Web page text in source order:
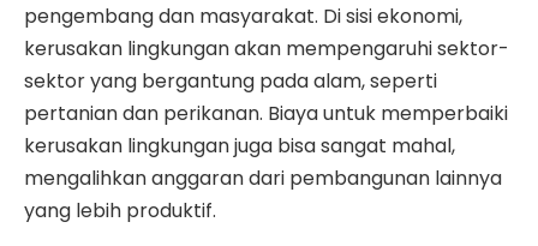
pengembang dan masyarakat. Di sisi ekonomi,
kerusakan lingkungan akan mempengaruhi sektor-
sektor yang bergantung pada alam, seperti
pertanian dan perikanan. Biaya untuk memperbaiki
kerusakan lingkungan juga bisa sangat mahal,
mengalihkan anggaran dari pembangunan lainnya
yang lebih produktif.